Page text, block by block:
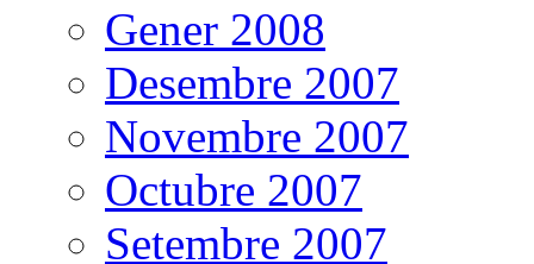
Gener 2008
Desembre 2007
Novembre 2007
Octubre 2007
Setembre 2007